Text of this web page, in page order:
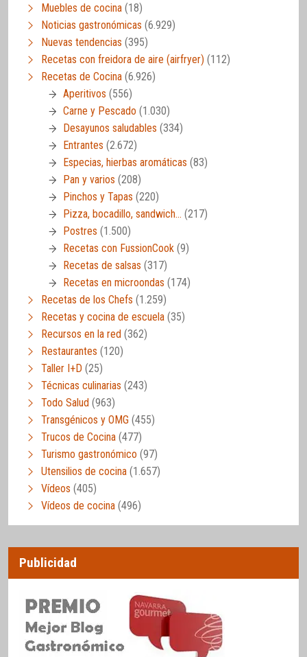
Muebles de cocina (18)
Noticias gastronómicas (6.929)
Nuevas tendencias (395)
Recetas con freidora de aire (airfryer) (112)
Recetas de Cocina (6.926)
Aperitivos (556)
Carne y Pescado (1.030)
Desayunos saludables (334)
Entrantes (2.672)
Especias, hierbas aromáticas (83)
Pan y varios (208)
Pinchos y Tapas (220)
Pizza, bocadillo, sandwich… (217)
Postres (1.500)
Recetas con FussionCook (9)
Recetas de salsas (317)
Recetas en microondas (174)
Recetas de los Chefs (1.259)
Recetas y cocina de escuela (35)
Recursos en la red (362)
Restaurantes (120)
Taller I+D (25)
Técnicas culinarias (243)
Todo Salud (963)
Transgénicos y OMG (455)
Trucos de Cocina (477)
Turismo gastronómico (97)
Utensilios de cocina (1.657)
Vídeos (405)
Vídeos de cocina (496)
Publicidad